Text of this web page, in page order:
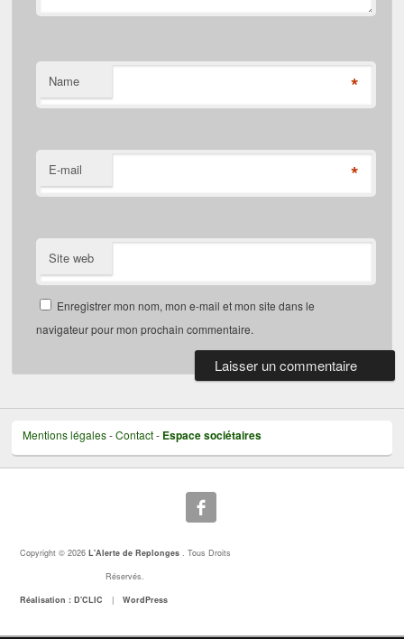
Name *
E-mail *
Site web
Enregistrer mon nom, mon e-mail et mon site dans le
navigateur pour mon prochain commentaire.
Mentions légales-Contact- Espace sociétaires
Copyright © 2026 L'Alerte de Replonges . Tous Droits
Réservés.
Réalisation : D'CLIC
| WordPress